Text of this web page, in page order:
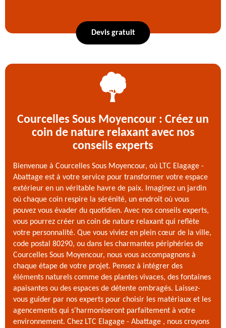
Devis gratuit
Courcelles Sous Moyencour : Créez un
coin de nature relaxant avec nos
conseils experts
Bienvenue à Courcelles Sous Moyencour, où LTC Elagage -
Abattage est à votre service pour transformer votre espace
extérieur en un véritable havre de paix. Imaginez un jardin
où chaque coin respire la sérénité, un endroit où vous
pouvez vous évader du quotidien. Avec nos conseils experts,
vous pourrez créer un coin de nature relaxant qui reflète
votre personnalité. Que vous viviez en plein cœur de la ville,
code postal 80290, ou dans les charmantes périphéries de
Courcelles Sous Moyencour, nous vous accompagnons à
chaque étape de votre projet. Pensez à intégrer des
éléments naturels comme des plantes vivaces, des fontaines
apaisantes ou des espaces de détente ombragés. Laissez-
vous guider par nos experts pour choisir les matériaux et les
agencements qui s'harmoniseront parfaitement à votre
environnement. Chez LTC Elagage - Abattage , nous croyons